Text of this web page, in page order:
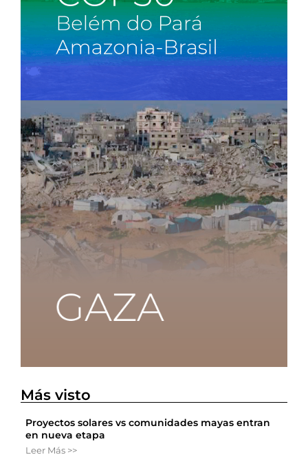
Más visto
Proyectos solares vs comunidades mayas entran
en nueva etapa
Leer Más >>